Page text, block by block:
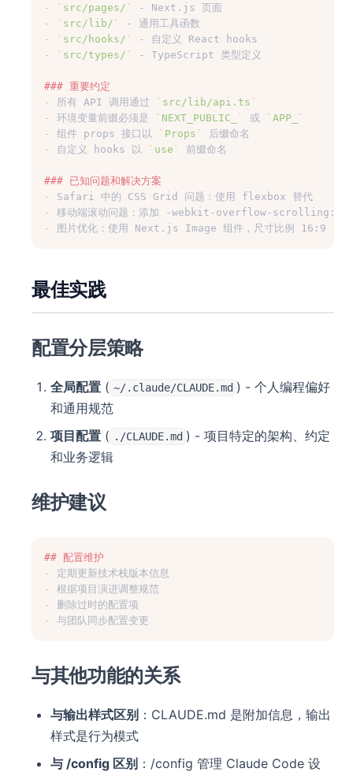
-
` src/pages/ `
- Next.js 页面
-
` src/lib/ `
- 通用工具函数
-
` src/hooks/ `
- 自定义 React hooks
-
` src/types/ ` - TypeScript 类型定义
### 重要约定
-
所有 API 调用通过 ` src/lib/api.ts `
-
环境变量前缀必须是 ` NEXT_PUBLIC_ ` 或 ` APP_
`
-
组件 props 接口以 ` Props `
后缀命名
-
自定义 hooks 以 ` use ` 前缀命名
### 已知问题和解决方案
-
Safari 中的 CSS Grid 问题：使用 flexbox 替代
-
移动端滚动问题：添加 -webkit-overflow-scrolling:
-
图片优化：使用 Next.js Image 组件，尺寸比例 16:9
最佳实践
配置分层策略
全局配置 ( ~/.claude/CLAUDE.md ) - 个人编程偏好
和通用规范
项目配置 ( ./CLAUDE.md ) - 项目特定的架构、约定
和业务逻辑
维护建议
## 配置维护
-
定期更新技术栈版本信息
-
根据项目演进调整规范
-
删除过时的配置项
-
与团队同步配置变更
与其他功能的关系
与输出样式区别 ：CLAUDE.md 是附加信息，输出
样式是行为模式
与 /config 区别 ：/config 管理 Claude Code 设